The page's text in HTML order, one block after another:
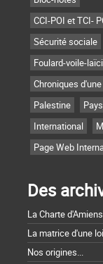
CCI-POI et TCI-
Sécurité sociale
Foulard-voile-
Chroniques
Palestine
International
Page Web
Des
La Charte
La matrice d'une
Nos origines...